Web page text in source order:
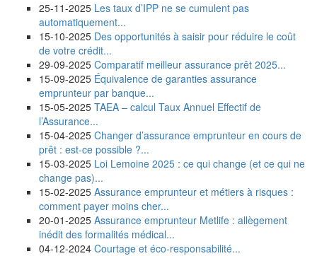
25-11-2025 Les taux d’IPP ne se cumulent pas
automatiquement...
15-10-2025 Des opportunités à saisir pour réduire le coût
de votre crédit...
29-09-2025 Comparatif meilleur assurance prêt 2025...
15-09-2025 Équivalence de garanties assurance
emprunteur par banque...
15-05-2025 TAEA – calcul Taux Annuel Effectif de
l’Assurance...
15-04-2025 Changer d’assurance emprunteur en cours de
prêt : est-ce possible ?...
15-03-2025 Loi Lemoine 2025 : ce qui change (et ce qui ne
change pas)...
15-02-2025 Assurance emprunteur et métiers à risques :
comment payer moins cher...
20-01-2025 Assurance emprunteur Metlife : allègement
inédit des formalités médical...
04-12-2024 Courtage et éco-responsabilité...